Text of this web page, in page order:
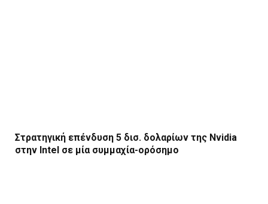
Στρατηγική επένδυση 5 δισ. δολαρίων της Nvidia
στην Intel σε μία συμμαχία-ορόσημο